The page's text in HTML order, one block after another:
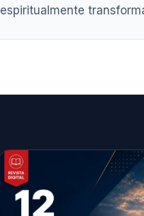
espiritualmente